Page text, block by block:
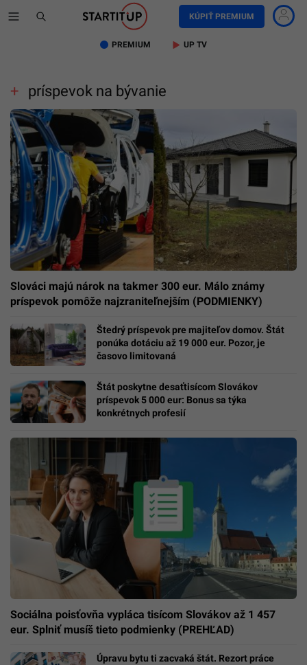
KÚPIŤ PREMIUM
PREMIUM UP TV
príspevok na bývanie
Slováci majú nárok na takmer 300 eur. Málo známy
príspevok pomôže najzraniteľnejším (PODMIENKY)
Štedrý príspevok pre majiteľov domov. Štát
ponúka dotáciu až 19 000 eur. Pozor, je
časovo limitovaná
Štát poskytne desaťtisícom Slovákov
príspevok 5 000 eur: Bonus sa týka
konkrétnych profesií
Sociálna poisťovňa vypláca tisícom Slovákov až 1 457
eur. Splniť musíš tieto podmienky (PREHĽAD)
Úpravu bytu ti zacvaká štát. Rezort práce